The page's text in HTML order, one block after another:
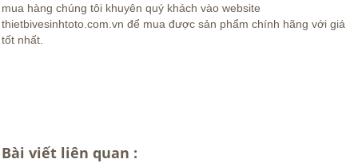
mua hàng chúng tôi khuyên quý khách vào website
thietbivesinhtoto.com.vn để mua được sản phẩm chính hãng với giá
tốt nhất.
Bài viết liên quan :